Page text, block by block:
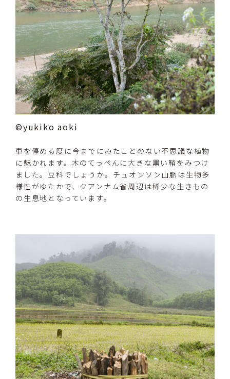
©yukiko aoki
車を停める度に今までにみたことのない不思議な植物
に魅かれます。木のてっぺんに大きな黒い鞘をみつけ
ました。豆科でしょうか。チュオンソン山脈は生物多
様性がゆたかで、クアンナム省周辺は稀少な生きもの
の生息地となっています。